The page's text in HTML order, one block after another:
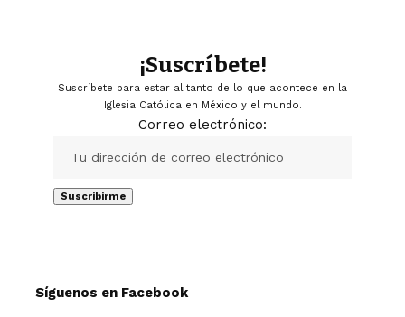
¡Suscríbete!
Suscríbete para estar al tanto de lo que acontece en la
Iglesia Católica en México y el mundo.
Correo electrónico:
Síguenos en Facebook